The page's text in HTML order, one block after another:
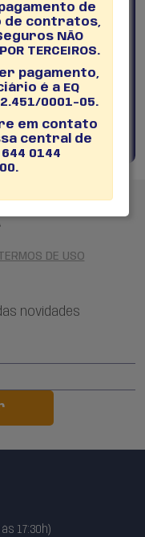
DPO.
Doria
DE USO
novidades
às 17:30h)
de
de contratos,
NÃO
TERCEIROS.
pagamento,
é a EQ
0001-05.
em contato
central de
0144